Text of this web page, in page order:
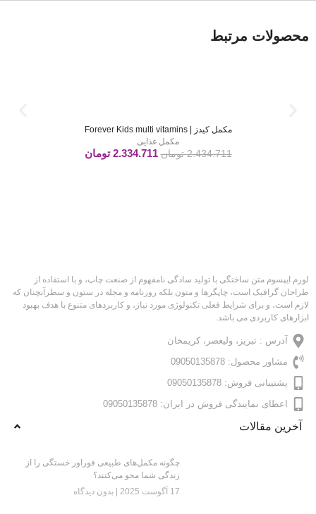
محصولات مرتبط
مکمل کیدز | Forever Kids multi vitamins
مکمل غذایی
2.434.711 تومان 2.334.711 تومان
لورم ایپسوم متن ساختگی با تولید سادگی نامفهوم از صنعت چاپ، و با استفاده از
طراحان گرافیک است، چاپگرها و متون بلکه روزنامه و مجله در ستون و سطرآنچنان که
لازم است، و برای شرایط فعلی تکنولوژی مورد نیاز، و کاربردهای متنوع با هدف بهبود
ابزارهای کاربردی می باشد.
آدرس : تبریز، ولیعصر، کریمخان
مشاور محصول: 09050135878
پشتیبانی فروش: 09050135878
اعطای نمایندگی فروش در ایران: 09050135878
آخرین مقالات
چگونه مکمل‌های طبیعی فوراور خستگی را از
زندگی شما محو می‌کنند؟
17 آگوست 2025
بدون دیدگاه